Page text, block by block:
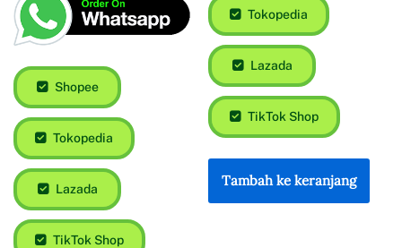
Shopee
Tokopedia
Lazada
TikTok Shop
Tokopedia
Lazada
TikTok Shop
Tambah ke keranjang